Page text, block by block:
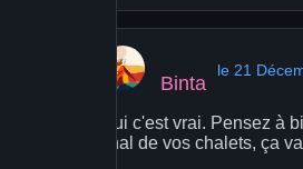
Binta
le 21
Oui c'est vrai. Pensez à
final de vos chalets, ça